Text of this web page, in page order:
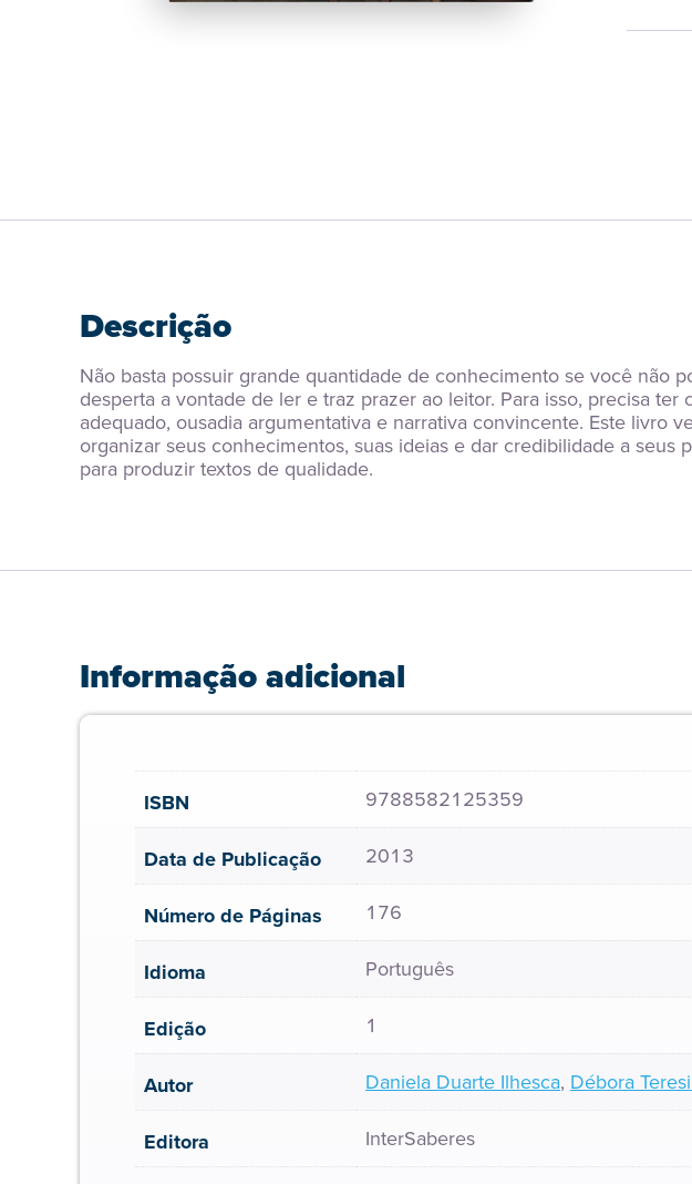
Descrição
Não basta possuir grande quantidade de conhecimento se você não
desperta a vontade de ler e traz prazer ao leitor. Para isso, precisa
adequado, ousadia argumentativa e narrativa convincente. Este livro
organizar seus conhecimentos, suas ideias e dar credibilidade a
para produzir textos de qualidade.
Informação adicional
ISBN 9788582125359
Data de Publicação 2013
Número de Páginas 176
Idioma Português
Edição 1
Autor Daniela Duarte Ilhesca, Débora
Editora InterSaberes